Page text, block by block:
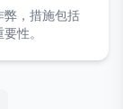
，措施包括
性。